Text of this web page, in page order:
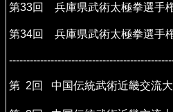
第33回 兵庫県武術太極拳選手
第34回 兵庫県武術太極拳選手
第 2回 中国伝統武術近畿交流
対練 1